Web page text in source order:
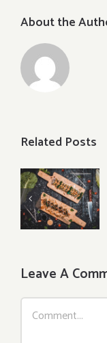
About the
Related Posts
Food
Corner:
Top
Japanese
Leave A
Comment